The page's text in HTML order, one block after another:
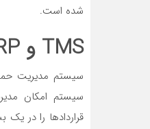
شده است.
TMS و ERP؛ دو ابزار کلیدی در مدیریت نوین حمل‌ونقل
سیستم امکان